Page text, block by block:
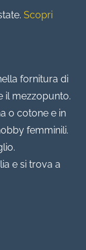
Scopri
fornitura di
il mezzopunto.
o cotone e in
femminili.
e si trova a